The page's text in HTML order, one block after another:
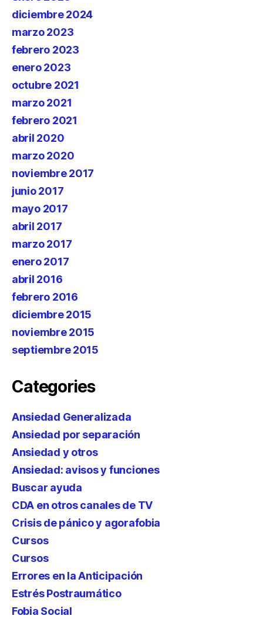
diciembre 2024
marzo 2023
febrero 2023
enero 2023
octubre 2021
marzo 2021
febrero 2021
abril 2020
marzo 2020
noviembre 2017
junio 2017
mayo 2017
abril 2017
marzo 2017
enero 2017
abril 2016
febrero 2016
diciembre 2015
noviembre 2015
septiembre 2015
Categories
Ansiedad Generalizada
Ansiedad por separación
Ansiedad y otros
Ansiedad: avisos y funciones
Buscar ayuda
CDA en otros canales de TV
Crisis de pánico y agorafobia
Cursos
Cursos
Errores en la Anticipación
Estrés Postraumático
Fobia Social